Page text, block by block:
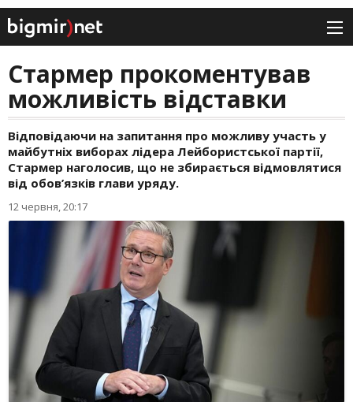
Стармер прокоментував
можливість відставки
Відповідаючи на запитання про можливу участь у
майбутніх виборах лідера Лейбористської партії,
Стармер наголосив, що не збирається відмовлятися
від обов’язків глави уряду.
12 червня, 20:17